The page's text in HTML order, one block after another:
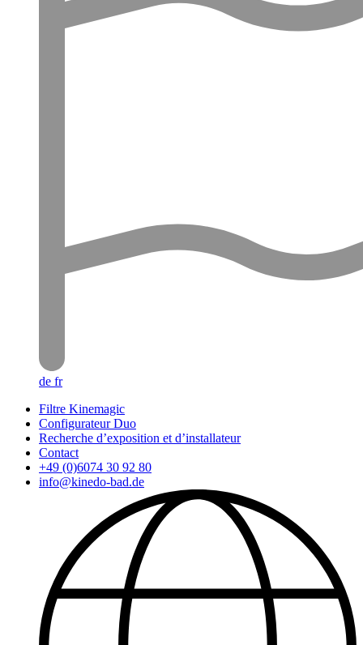
de fr
Filtre Kinemagic
Configurateur Duo
Recherche d’exposition et d’installateur
Contact
+49 (0)6074 30 92 80
info@kinedo-bad.de